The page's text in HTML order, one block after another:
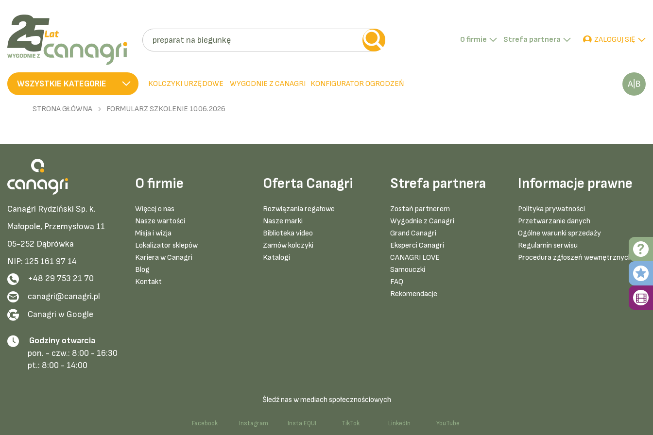
SZUKAJ O firmie Strefa partnera ZALOGUJ SIĘ
WSZYSTKIE KATEGORIE KOLCZYKI URZĘDOWE WYGODNIE Z CANAGRI KONFIGURATOR OGRODZEŃ
STRONA GŁÓWNA FORMULARZ SZKOLENIE 10.06.2026
Canagri Rydziński Sp. k.
Małopole, Przemysłowa 11
05-252 Dąbrówka
NIP: 125 161 97 14
+48 29 753 21 70
canagri@canagri.pl
Canagri w Google
Godziny otwarcia
pon. - czw.: 8:00 - 16:30
pt.: 8:00 - 14:00
O firmie
Więcej o nas
Nasze wartości
Misja i wizja
Lokalizator sklepów
Kariera w Canagri
Blog
Kontakt
Oferta Canagri
Rozwiązania regałowe
Nasze marki
Biblioteka video
Zamów kolczyki
Katalogi
Strefa partnera
Zostań partnerem
Wygodnie z Canagri
Grand Canagri
Eksperci Canagri
CANAGRI LOVE
Samouczki
FAQ
Rekomendacje
Informacje prawne
Polityka prywatności
Przetwarzanie danych
Ogólne warunki sprzedaży
Regulamin serwisu
Procedura zgłoszeń wewnętrznych
Śledź nas w mediach społecznościowych
Facebook Instagram Insta EQUI TikTok LinkedIn YouTube